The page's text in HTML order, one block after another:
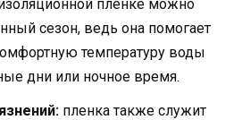
пленке можно
сезон, ведь она помогает
температуру воды
дни или ночное время.
пленка также служит